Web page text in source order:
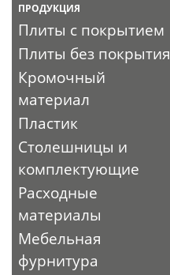
ПРОДУКЦИЯ
Плиты с покрытием
Плиты без покрытия
Кромочный
материал
Пластик
Столешницы и
комплектующие
Расходные
материалы
Мебельная
фурнитура